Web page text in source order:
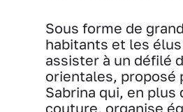
Sous forme de
habitants et les
assister à un défilé
orientales, proposé
Sabrina qui, en plus
couture, organise